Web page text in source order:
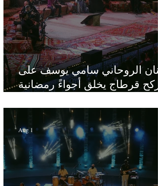
الروحاني سامي يوسف على
ركح قرطاج يخلق أجواءً رمضانية
Aug 1